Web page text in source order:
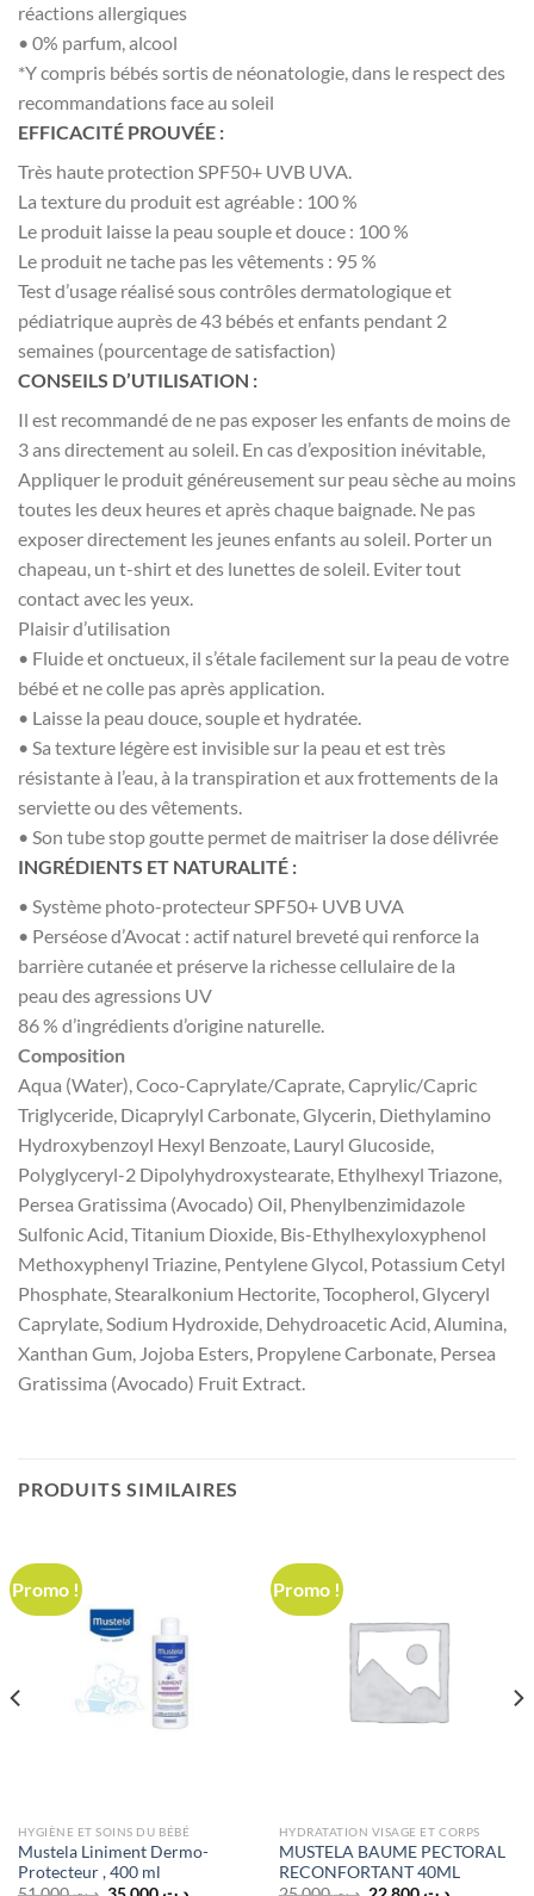
réactions allergiques
• 0% parfum, alcool
*Y compris bébés sortis de néonatologie, dans le respect des
recommandations face au soleil
EFFICACITÉ PROUVÉE :
Très haute protection SPF50+ UVB UVA.
La texture du produit est agréable : 100 %
Le produit laisse la peau souple et douce : 100 %
Le produit ne tache pas les vêtements : 95 %
Test d’usage réalisé sous contrôles dermatologique et
pédiatrique auprès de 43 bébés et enfants pendant 2
semaines (pourcentage de satisfaction)
CONSEILS D’UTILISATION :
Il est recommandé de ne pas exposer les enfants de moins de
3 ans directement au soleil. En cas d’exposition inévitable,
Appliquer le produit généreusement sur peau sèche au moins
toutes les deux heures et après chaque baignade. Ne pas
exposer directement les jeunes enfants au soleil. Porter un
chapeau, un t-shirt et des lunettes de soleil. Eviter tout
contact avec les yeux.
Plaisir d’utilisation
• Fluide et onctueux, il s’étale facilement sur la peau de votre
bébé et ne colle pas après application.
• Laisse la peau douce, souple et hydratée.
• Sa texture légère est invisible sur la peau et est très
résistante à l’eau, à la transpiration et aux frottements de la
serviette ou des vêtements.
• Son tube stop goutte permet de maitriser la dose délivrée
INGRÉDIENTS ET NATURALITÉ :
• Système photo-protecteur SPF50+ UVB UVA
• Perséose d’Avocat : actif naturel breveté qui renforce la
barrière cutanée et préserve la richesse cellulaire de la
peau des agressions UV
86 % d’ingrédients d’origine naturelle.
Composition
Aqua (Water), Coco-Caprylate/Caprate, Caprylic/Capric
Triglyceride, Dicaprylyl Carbonate, Glycerin, Diethylamino
Hydroxybenzoyl Hexyl Benzoate, Lauryl Glucoside,
Polyglyceryl-2 Dipolyhydroxystearate, Ethylhexyl Triazone,
Persea Gratissima (Avocado) Oil, Phenylbenzimidazole
Sulfonic Acid, Titanium Dioxide, Bis-Ethylhexyloxyphenol
Methoxyphenyl Triazine, Pentylene Glycol, Potassium Cetyl
Phosphate, Stearalkonium Hectorite, Tocopherol, Glyceryl
Caprylate, Sodium Hydroxide, Dehydroacetic Acid, Alumina,
Xanthan Gum, Jojoba Esters, Propylene Carbonate, Persea
Gratissima (Avocado) Fruit Extract.
PRODUITS SIMILAIRES
Promo !
HYGIÈNE ET SOINS DU BÉBÉ
Mustela Liniment Dermo-
Protecteur , 400 ml
Promo !
HYDRATATION VISAGE ET CORPS
MUSTELA BAUME PECTORAL
RECONFORTANT 40ML